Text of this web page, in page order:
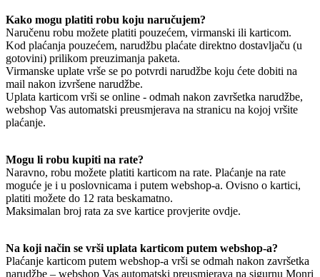
Kako mogu platiti robu koju naručujem?
Naručenu robu možete platiti pouzećem, virmanski ili karticom.
Kod plaćanja pouzećem, narudžbu plaćate direktno dostavljaču (u
gotovini) prilikom preuzimanja paketa.
Virmanske uplate vrše se po potvrdi narudžbe koju ćete dobiti na
mail nakon izvršene narudžbe.
Uplata karticom vrši se online - odmah nakon završetka narudžbe,
webshop Vas automatski preusmjerava na stranicu na kojoj vršite
plaćanje.
Mogu li robu kupiti na rate?
Naravno, robu možete platiti karticom na rate. Plaćanje na rate
moguće je i u poslovnicama i putem webshop-a. Ovisno o kartici,
platiti možete do 12 rata beskamatno.
Maksimalan broj rata za sve kartice provjerite ovdje.
Na koji način se vrši uplata karticom putem webshop-a?
Plaćanje karticom putem webshop-a vrši se odmah nakon završetka
narudžbe – webshop Vas automatski preusmjerava na sigurnu Monri